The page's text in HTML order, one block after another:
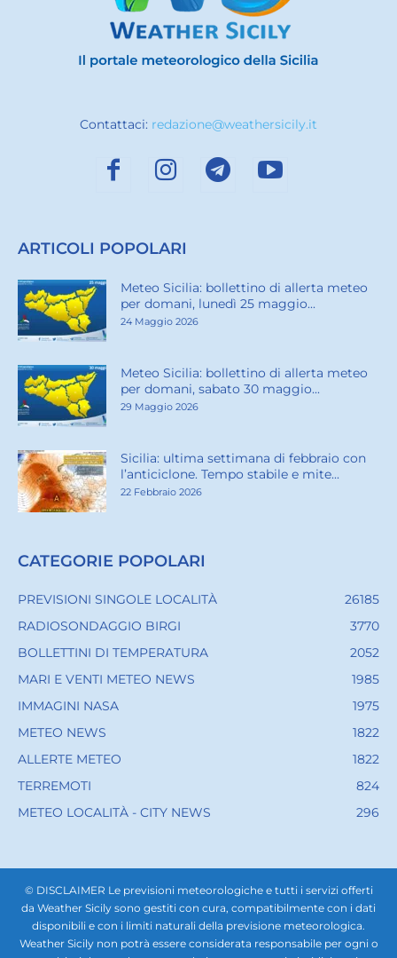
Contattaci: redazione@weathersicily.it
ARTICOLI POPOLARI
Meteo Sicilia: bollettino di allerta meteo
per domani, lunedì 25 maggio...
24 Maggio 2026
Meteo Sicilia: bollettino di allerta meteo
per domani, sabato 30 maggio...
29 Maggio 2026
Sicilia: ultima settimana di febbraio con
l’anticiclone. Tempo stabile e mite...
22 Febbraio 2026
CATEGORIE POPOLARI
PREVISIONI SINGOLE LOCALITÀ
26185
RADIOSONDAGGIO BIRGI
3770
BOLLETTINI DI TEMPERATURA
2052
MARI E VENTI METEO NEWS
1985
IMMAGINI NASA
1975
METEO NEWS
1822
ALLERTE METEO
1822
TERREMOTI
824
METEO LOCALITÀ - CITY NEWS
296
© DISCLAIMER Le previsioni meteorologiche e tutti i servizi offerti
da Weather Sicily sono gestiti con cura, compatibilmente con i dati
disponibili e con i limiti naturali della previsione meteorologica.
Weather Sicily non potrà essere considerata responsabile per ogni o